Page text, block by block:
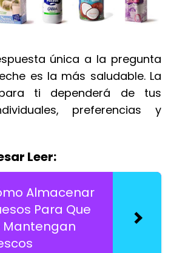
única a la pregunta
es la más saludable. La
ti dependerá de tus
preferencias y
Leer:
Almacenar
Para Que
Mantengan